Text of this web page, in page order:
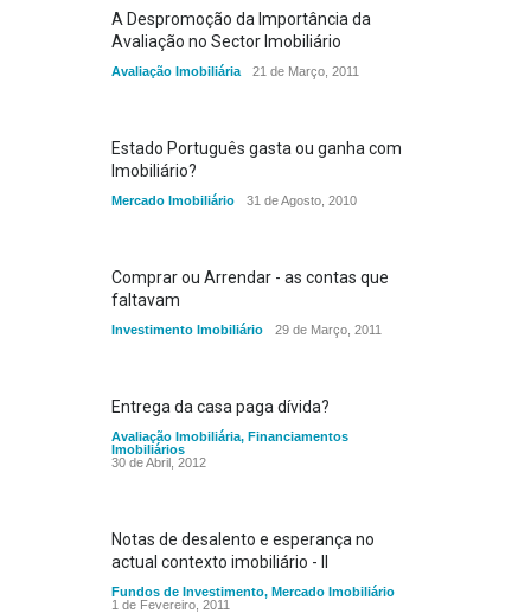
A Despromoção da Importância da
Avaliação no Sector Imobiliário
Avaliação Imobiliária 21 de Março, 2011
Estado Português gasta ou ganha com
Imobiliário?
Mercado Imobiliário 31 de Agosto, 2010
Comprar ou Arrendar - as contas que
faltavam
Investimento Imobiliário 29 de Março, 2011
Entrega da casa paga dívida?
Avaliação Imobiliária, Financiamentos
Imobiliários
30 de Abril, 2012
Notas de desalento e esperança no
actual contexto imobiliário - II
Fundos de Investimento, Mercado Imobiliário
1 de Fevereiro, 2011